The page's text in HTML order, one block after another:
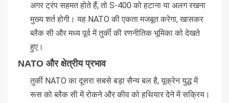
अगर ट्रंप सहमत होते हैं, तो S-400 को हटाना या अलग रखना
मुख्य शर्त होगी। यह NATO की एकता मजबूत करेगा, खासकर
ब्लैक सी और मध्य पूर्व में तुर्की की रणनीतिक भूमिका को देखते
हुए।
NATO और क्षेत्रीय प्रभाव
तुर्की NATO का दूसरा सबसे बड़ा सैन्य बल है, यूक्रेन युद्ध में
रूस को ब्लैक सी में रोकने और कीव को हथियार देने में सक्रिय।